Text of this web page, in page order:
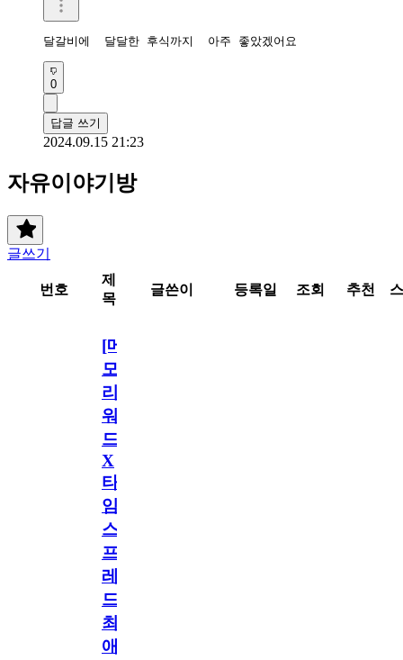
달갈비에  달달한 후식까지  아주 좋았겠어요
0
답글 쓰기
2024.09.15 21:23
자유이야기방
글쓰기
번호
제
목
글쓴이 등록일 조회 추천
[메
모
리
워
드
X
타
임
스
프
레
드]
최
애